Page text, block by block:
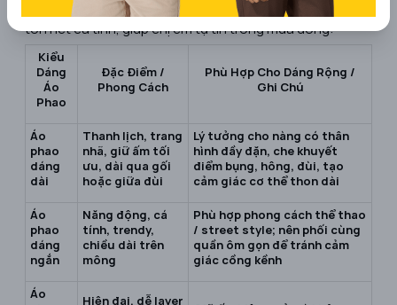
Áo phao nữ có nhiều kiểu dáng đa dạng, vừa giữ ấm vừa
tôn nét cá tính, giúp chị em tự tin trong mùa đông:
Kiểu
Dáng
Áo
Phao
Đặc Điểm /
Phong Cách
Phù Hợp Cho Dáng Rộng /
Ghi Chú
Áo
phao
dáng
dài
Thanh lịch, trang
nhã, giữ ấm tối
ưu, dài qua gối
hoặc giữa đùi
Lý tưởng cho nàng có thân
hình đầy đặn, che khuyết
điểm bụng, hông, đùi, tạo
cảm giác cơ thể thon dài
Áo
phao
dáng
ngắn
Năng động, cá
tính, trendy,
chiều dài trên
mông
Phù hợp phong cách thể thao
/ street style; nên phối cùng
quần ôm gọn để tránh cảm
giác cồng kềnh
Áo
Hiện đại, dễ layer